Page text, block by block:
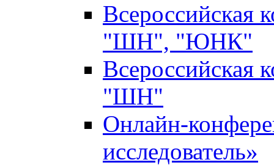
"ШН", "ЮНК"
"ШН"
Онлайн-
исследователь»